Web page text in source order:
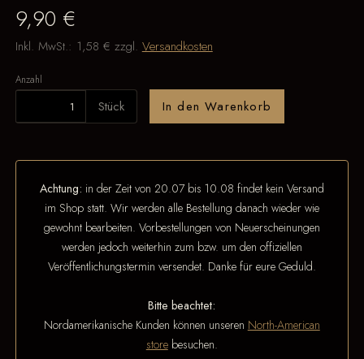
9,90 €
Inkl. MwSt.: 1,58 € zzgl. Versandkosten
Anzahl
Stück In den Warenkorb
Achtung: in der Zeit von 20.07 bis 10.08 findet kein Versand
im Shop statt. Wir werden alle Bestellung danach wieder wie
gewohnt bearbeiten. Vorbestellungen von Neuerscheinungen
werden jedoch weiterhin zum bzw. um den offiziellen
Veröffentlichungstermin versendet. Danke für eure Geduld.
Bitte beachtet:
Nordamerikanische Kunden können unseren North-American
storebesuchen.